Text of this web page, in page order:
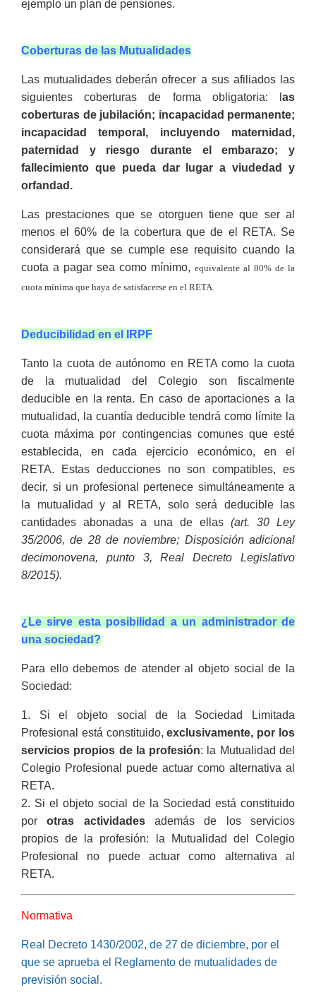
ejemplo un plan de pensiones.
Coberturas de las Mutualidades
Las mutualidades deberán ofrecer a sus afiliados las
siguientes coberturas de forma obligatoria: l as
coberturas de jubilación; incapacidad permanente;
incapacidad temporal, incluyendo maternidad,
paternidad y riesgo durante el embarazo; y
fallecimiento que pueda dar lugar a viudedad y
orfandad.
Las prestaciones que se otorguen tiene que ser al
menos el 60% de la cobertura que de el RETA. Se
considerará que se cumple ese requisito cuando la
cuota a pagar sea como mínimo, equivalente al 80% de la
cuota mínima que haya de satisfacerse en el RETA.
Deducibilidad en el IRPF
Tanto la cuota de autónomo en RETA como la cuota
de la mutualidad del Colegio son fiscalmente
deducible en la renta. En caso de aportaciones a la
mutualidad, la cuantía deducible tendrá como límite la
cuota máxima por contingencias comunes que esté
establecida, en cada ejercicio económico, en el
RETA. Estas deducciones no son compatibles, es
decir, si un profesional pertenece simultáneamente a
la mutualidad y al RETA, solo será deducible las
cantidades abonadas a una de ellas (art. 30 Ley
35/2006, de 28 de noviembre; Disposición adicional
decimonovena, punto 3, Real Decreto Legislativo
8/2015).
¿Le sirve esta posibilidad a un administrador de
una sociedad?
Para ello debemos de atender al objeto social de la
Sociedad:
1. Si el objeto social de la Sociedad Limitada
Profesional está constituido,exclusivamente, por los
servicios propios de la profesión: la Mutualidad del
Colegio Profesional puede actuar como alternativa al
RETA.
2. Si el objeto social de la Sociedad está constituido
porotras actividadesademás de los servicios
propios de la profesión: la Mutualidad del Colegio
Profesional no puede actuar como alternativa al
RETA.
Normativa
Real Decreto 1430/2002, de 27 de diciembre, por el
que se aprueba el Reglamento de mutualidades de
previsión social.